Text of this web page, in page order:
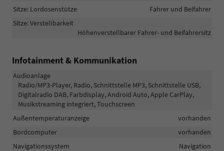
Sitze: Lordosenstütze
Fahrer und Beifahrer
Sitze: Verstellbarkeit
Höhenverstellbarer Fahrer- und Beifahrersitz
Infotainment & Kommunikation
Audioanlage
Radio/MP3-Player, Radio, Schnittstelle MP3, Schnittstelle USB,
Digitalradio DAB, Farbdisplay, Android Auto, Apple CarPlay,
Musikstreaming integriert, Touchscreen
Außentemperaturanzeige
vorhanden
Bordcomputer
vorhanden
Navigationssystem
Navigation